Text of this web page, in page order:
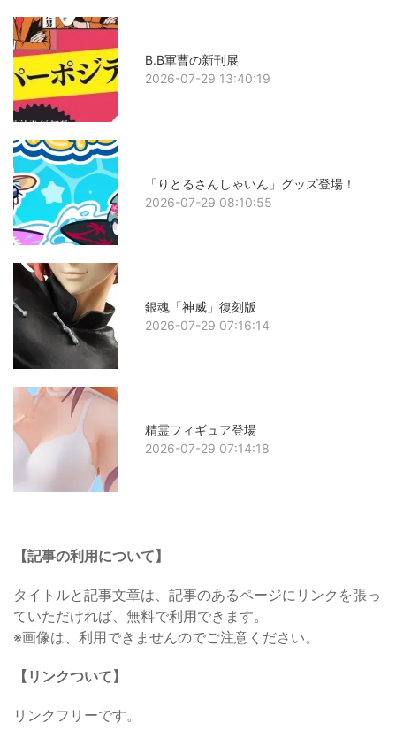
B.B軍曹の新刊展
2026-07-29 13:40:19
「りとるさんしゃいん」グッズ登場！
2026-07-29 08:10:55
銀魂「神威」復刻版
2026-07-29 07:16:14
精霊フィギュア登場
2026-07-29 07:14:18
【記事の利用について】
タイトルと記事文章は、記事のあるページにリンクを張っ
ていただければ、無料で利用できます。
※画像は、利用できませんのでご注意ください。
【リンクついて】
リンクフリーです。